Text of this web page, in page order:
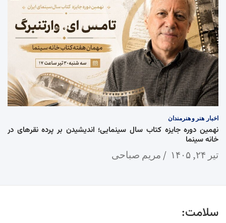
اخبار هنر و هنرمندان
نهمین دوره جایزه کتاب سال سینمایی؛ اندیشیدن بر پرده نقرهای در
خانه سینما
تیر ۲۴, ۱۴۰۵ مریم صباحی
سلامت: